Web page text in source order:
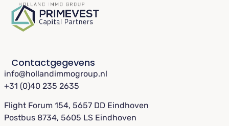
Contactgegevens
info@hollandimmogroup.nl
+31 (0)40 235 2635
Flight Forum 154, 5657 DD Eindhoven
Postbus 8734, 5605 LS Eindhoven